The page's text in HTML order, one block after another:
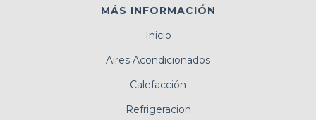
MÁS INFORMACIÓN
Inicio
Aires Acondicionados
Calefacción
Refrigeracion